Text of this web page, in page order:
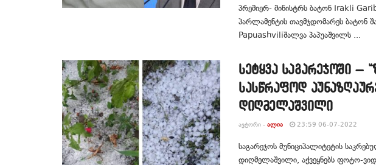
პრემიერ- მინისტრს ბატონ Irakli
პარლამენტის თავმჯდომარეს ბატონ
Papuashviliშალვა პაპუაშვილს ...
სეტყვა საგარეჯოში –
სასწრაფოდ
დიღმელაშვილი
ᲐᲕᲢᲝᲠᲘ - ᲐᲚᲘᲐ 23:59 06-07-2022
საგარეჯოს მუნიციპალიტეტის
დიღმელაშვილი, აქვეყნებს ფოტო-